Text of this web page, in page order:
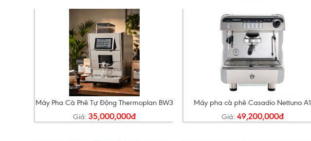
Máy Pha Cà Phê Tự Động Thermoplan BW3
Giá: 35,000,000đ
Máy pha cà phê Casadio Nettuno A1
Giá: 49,200,000đ